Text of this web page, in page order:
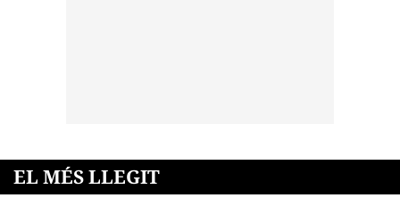
EL MÉS LLEGIT